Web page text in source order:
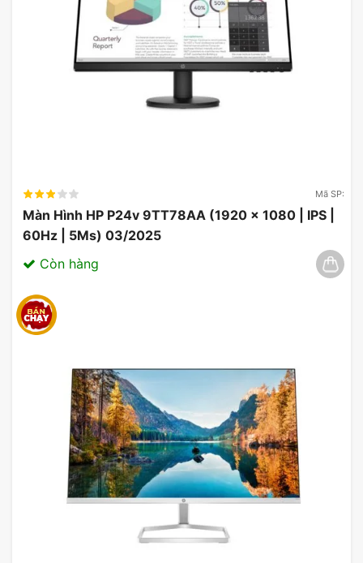
Chất lượng hình ảnh ViewSonic VX2479-
HD-PRO
HD-PRO mang lại chất lượng hình ảnh tuyệt vời,
với gam màu rộng và sắc nét. Độ tương phản cao
tiết, sống động.
Mã SP:
Màn Hình HP P24v 9TT78AA (1920 x 1080 | IPS |
60Hz | 5Ms) 03/2025
Còn hàng